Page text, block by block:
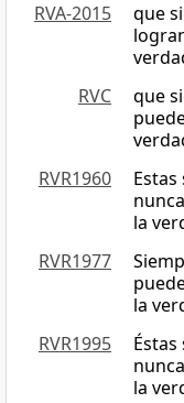
RVA-2015
que
RVC
que
RVR1960
la
RVR1977
la
RVR1995
la